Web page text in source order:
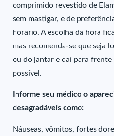
comprimido revestido de
sem mastigar, e de
horário. A escolha da hora
mas recomenda-se que seja
ou do jantar e daí para
possível.
Informe seu médico o
desagradáveis como:
Náuseas, vômitos, fortes